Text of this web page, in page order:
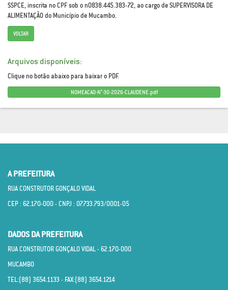
SSPCE, inscrita no CPF sob o n0838.445.383-72, ao cargo de SUPERVISORA DE
ALIMENTAÇÃO do Município de Mucambo.
VOLTAR
Arquivos disponíveis:
Clique no botão abaixo para baixar o PDF.
NOMEACAO-N°-30-2026-CLAUDENE.pdf
A PREFEITURA
RUA CONSTRUTOR GONÇALO VIDAL
CEP : 62.170­-000 - CNPJ : 07.733.793/0001­-05
DADOS DA PREFEITURA
RUA CONSTRUTOR GONÇALO VIDAL - 62.170­-000
MUCAMBO
TEL:(88) 3654.1133 - FAX:(88) 3654.1214